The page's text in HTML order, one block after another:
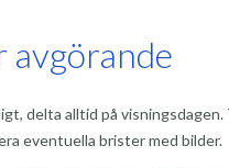
avgörande
delta alltid på visningsdagen.
eventuella brister med bilder.